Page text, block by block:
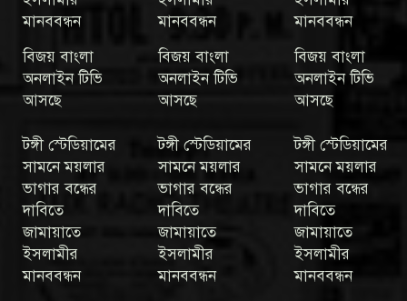
মানববন্ধন
বিজয় বাংলা
অনলাইন টিভি
আসছে
মানববন্ধন
বিজয় বাংলা
অনলাইন টিভি
আসছে
মানববন্ধন
বিজয় বাংলা
অনলাইন টিভি
আসছে
টঙ্গী স্টেডিয়ামের
সামনে ময়লার
ভাগার বন্ধের
দাবিতে
জামায়াতে
ইসলামীর
মানববন্ধন
টঙ্গী স্টেডিয়ামের
সামনে ময়লার
ভাগার বন্ধের
দাবিতে
জামায়াতে
ইসলামীর
মানববন্ধন
টঙ্গী স্টেডিয়ামের
সামনে ময়লার
ভাগার বন্ধের
দাবিতে
জামায়াতে
ইসলামীর
মানববন্ধন